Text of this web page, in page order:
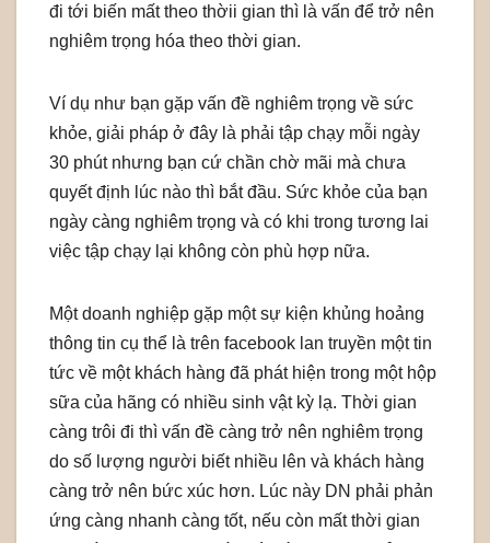
đi tới biến mất theo thờii gian thì là vấn để trở nên
nghiêm trọng hóa theo thời gian.
Ví dụ như bạn gặp vấn đề nghiêm trọng về sức
khỏe, giải pháp ở đây là phải tập chạy mỗi ngày
30 phút nhưng bạn cứ chần chờ mãi mà chưa
quyết định lúc nào thì bắt đầu. Sức khỏe của bạn
ngày càng nghiêm trọng và có khi trong tương lai
việc tập chạy lại không còn phù hợp nữa.
Một doanh nghiệp gặp một sự kiện khủng hoảng
thông tin cụ thể là trên facebook lan truyền một tin
tức về một khách hàng đã phát hiện trong một hộp
sữa của hãng có nhiều sinh vật kỳ lạ. Thời gian
càng trôi đi thì vấn đề càng trở nên nghiêm trọng
do số lượng người biết nhiều lên và khách hàng
càng trở nên bức xúc hơn. Lúc này DN phải phản
ứng càng nhanh càng tốt, nếu còn mất thời gian